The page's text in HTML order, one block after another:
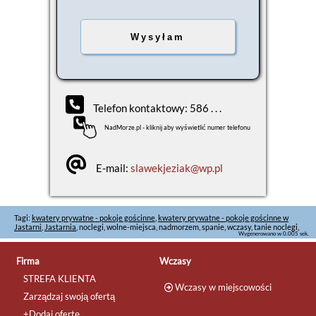
Telefon kontaktowy: 586 . . .
NadMorze.pl - kliknij aby wyświetlić numer telefonu
E-mail: slawekjeziak@wp.pl
Tagi: kwatery prywatne - pokoje gościnne kwatery prywatne - pokoje gościnne w
Jastarni Jastarnia , noclegi, wolne-miejsca, nadmorzem, spanie, wczasy, tanie noclegi,
Wygenerowano w 0.005 sek.
Firma
STREFA KLIENTA
Zarządzaj swoją ofertą
Wczasy
Wczasy w miejscowości